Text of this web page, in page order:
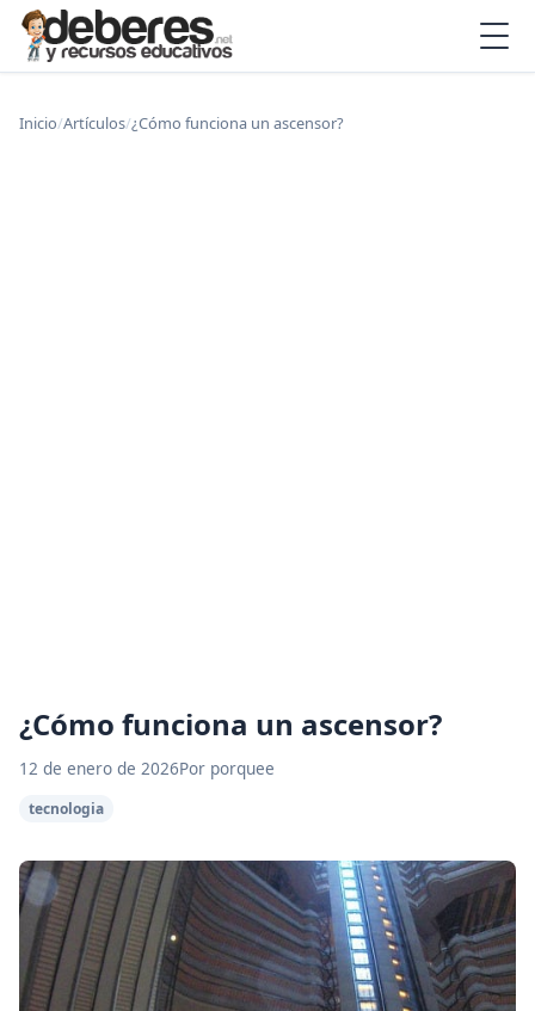
Inicio/Artículos/¿Cómo funciona un ascensor?
¿Cómo funciona un ascensor?
12 de enero de 2026Por porquee
tecnologia